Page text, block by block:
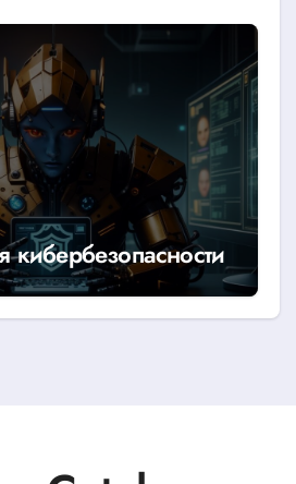
кибербезопасности